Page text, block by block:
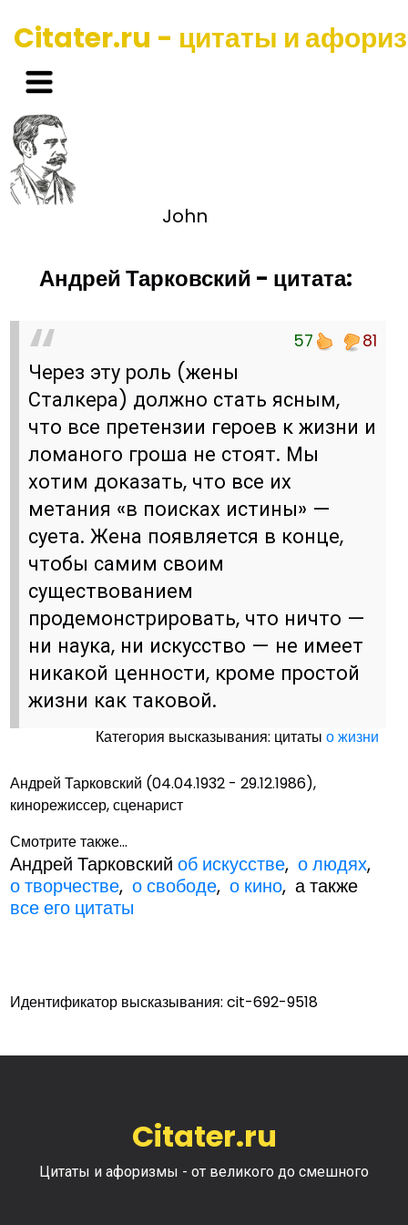
Citater.ru - цитаты и
John
Андрей Тарковский - цитата:
57 81
Через эту роль (жены
Сталкера) должно стать ясным,
что все претензии героев к жизни и
ломаного гроша не стоят. Мы
хотим доказать, что все их
метания «в поисках истины» —
суета. Жена появляется в конце,
чтобы самим своим
существованием
продемонстрировать, что ничто —
ни наука, ни искусство — не имеет
никакой ценности, кроме простой
жизни как таковой.
Категория высказывания: цитатыо жизни
Андрей Тарковский (04.04.1932 - 29.12.1986),
кинорежиссер, сценарист
Смотрите также...
Андрей Тарковскийоб искусстве,о людях,
о творчестве,о свободе,о кино, а также
все его цитаты
Идентификатор высказывания: cit-692-9518
Citater.ru
Цитаты и афоризмы - от великого до смешного